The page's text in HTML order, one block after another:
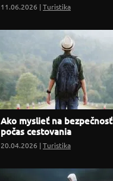
11.06.2026 |Turistika
Ako myslieť na bezpečnosť
počas cestovania
20.04.2026 |Turistika